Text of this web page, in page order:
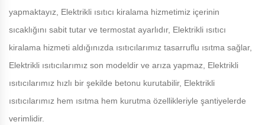
yapmaktayız, Elektrikli ısıtıcı kiralama hizmetimiz içerinin
sıcaklığını sabit tutar ve termostat ayarlıdır, Elektrikli ısıtıcı
kiralama hizmeti aldığınızda ısıtıcılarımız tasarruflu ısıtma sağlar,
Elektrikli ısıtıcılarımız son modeldir ve arıza yapmaz, Elektrikli
ısıtıcılarımız hızlı bir şekilde betonu kurutabilir, Elektrikli
ısıtıcılarımız hem ısıtma hem kurutma özellikleriyle şantiyelerde
verimlidir.